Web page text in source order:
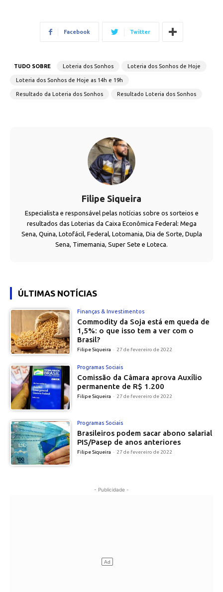
Facebook Twitter
TUDO SOBRE Loteria dos Sonhos Loteria dos Sonhos de Hoje
Loteria dos Sonhos de Hoje as 14h e 19h
Resultado da Loteria dos Sonhos Resultado Loteria dos Sonhos
Filipe Siqueira
Especialista e responsável pelas notícias sobre os sorteios e
resultados das Loterias da Caixa Econômica Federal: Mega
Sena, Quina, Lotofácil, Federal, Lotomania, Dia de Sorte, Dupla
Sena, Timemania, Super Sete e Loteca.
ÚLTIMAS NOTÍCIAS
Finanças & Investimentos
Commodity da Soja está em queda de
1,5%: o que isso tem a ver com o
Brasil?
Filipe Siqueira - 27 de fevereiro de 2022
Programas Sociais
Comissão da Câmara aprova Auxílio
permanente de R$ 1.200
Filipe Siqueira - 27 de fevereiro de 2022
Programas Sociais
Brasileiros podem sacar abono salarial
PIS/Pasep de anos anteriores
Filipe Siqueira - 27 de fevereiro de 2022
- Publicidade -